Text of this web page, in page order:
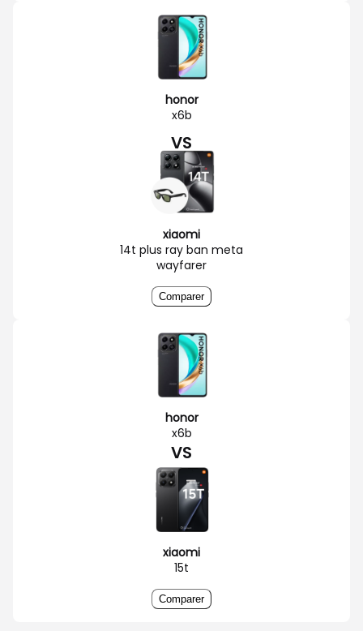
honor
x6b
VS
xiaomi
14t plus ray ban meta
wayfarer
Comparer
honor
x6b
VS
xiaomi
15t
Comparer